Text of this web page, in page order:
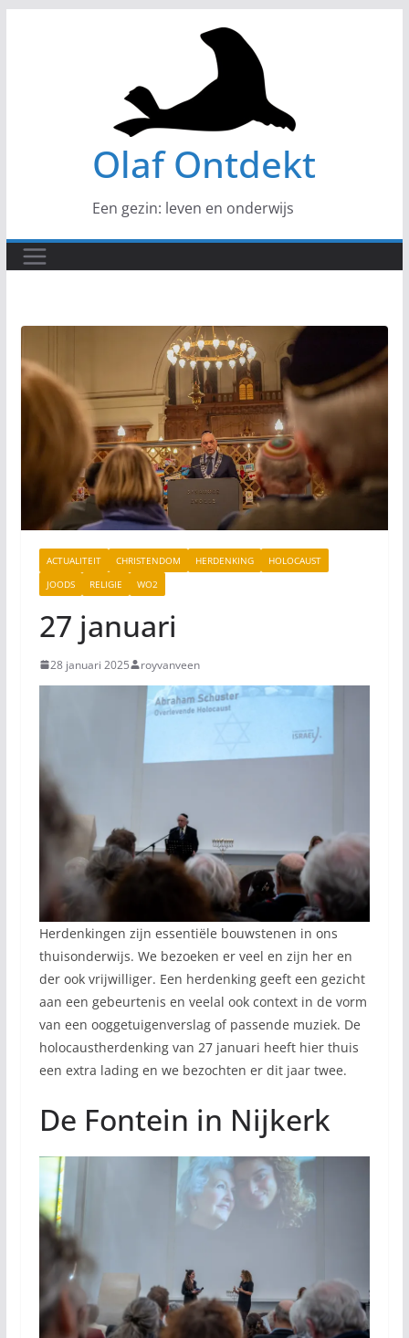
Olaf Ontdekt
Een gezin: leven en onderwijs
ACTUALITEIT CHRISTENDOM HERDENKING
HOLOCAUST
JOODS
RELIGIE WO2
27 januari
28 januari 2025 royvanveen
Herdenkingen zijn essentiële bouwstenen in ons
thuisonderwijs. We bezoeken er veel en zijn her en
der ook vrijwilliger. Een herdenking geeft een gezicht
aan een gebeurtenis en veelal ook context in de vorm
van een ooggetuigenverslag of passende muziek. De
holocaustherdenking van 27 januari heeft hier thuis
een extra lading en we bezochten er dit jaar twee.
De Fontein in Nijkerk